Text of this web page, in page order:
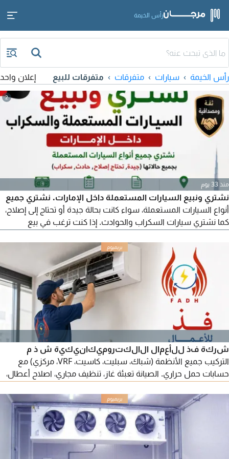
رأس الخيمة
رأس الخيمة سيارات متفرقات متفرقات للبيع إعلان واحد
2
منذ 33 يوم
نشتري ونبيع السيارات المستعملة داخل الإمارات. نشتري جميع
أنواع السيارات المستعملة، سواء كانت بحالة جيدة أو تحتاج إلى إصلاح،
كما نشتري سيارات السكراب والحوادث. إذا كنت ترغب في بيع
الإجراءات بكل سهولة. الخدمة متوفرة في جميع إمارات الدولة.
للتواصل.
شركة فذ للأعمال الالكتروميكانيكية ش ذ م
التركيب جميع الأنظمة (شباك، سبليت، كاسيت، VRF، مركزي) مع
حسابات حمل حراري. الصيانة تعبئة غاز، تنظيف مجاري، اصلاح أعطال،
تنافسية